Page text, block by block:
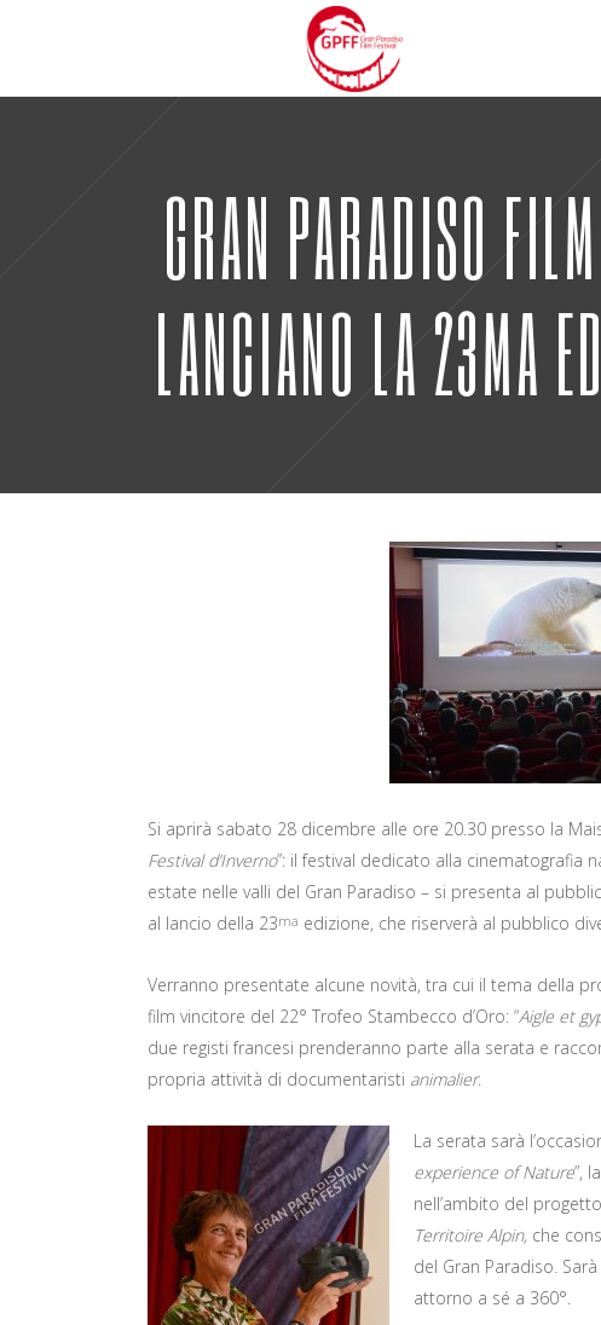
GRAN PARADISO
LANCIANO LA 23MA
Si aprirà sabato 28 dicembre alle ore 20.30 presso la
Festival d’Inverno”: il festival dedicato alla cinematografia
estate nelle valli del Gran Paradiso – si presenta al
al lancio della 23ma edizione, che riserverà al pubblico
Verranno presentate alcune novità, tra cui il tema della
film vincitore del 22° Trofeo Stambecco d’Oro: “Aigle et
due registi francesi prenderanno parte alla serata e
propria attività di documentaristi animalier.
La serata sarà
experience of Nature”,
nell’ambito del progetto
Territoire Alpin, che
del Gran Paradiso.
attorno a sé a 360°.